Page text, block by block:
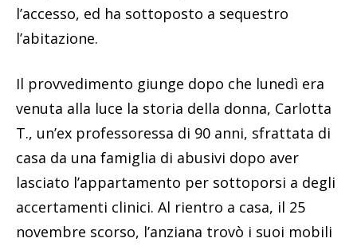
l’accesso, ed ha sottoposto a sequestro
l’abitazione.
Il provvedimento giunge dopo che lunedì era
venuta alla luce la storia della donna, Carlotta
T., un’ex professoressa di 90 anni, sfrattata di
casa da una famiglia di abusivi dopo aver
lasciato l’appartamento per sottoporsi a degli
accertamenti clinici. Al rientro a casa, il 25
novembre scorso, l’anziana trovò i suoi mobili